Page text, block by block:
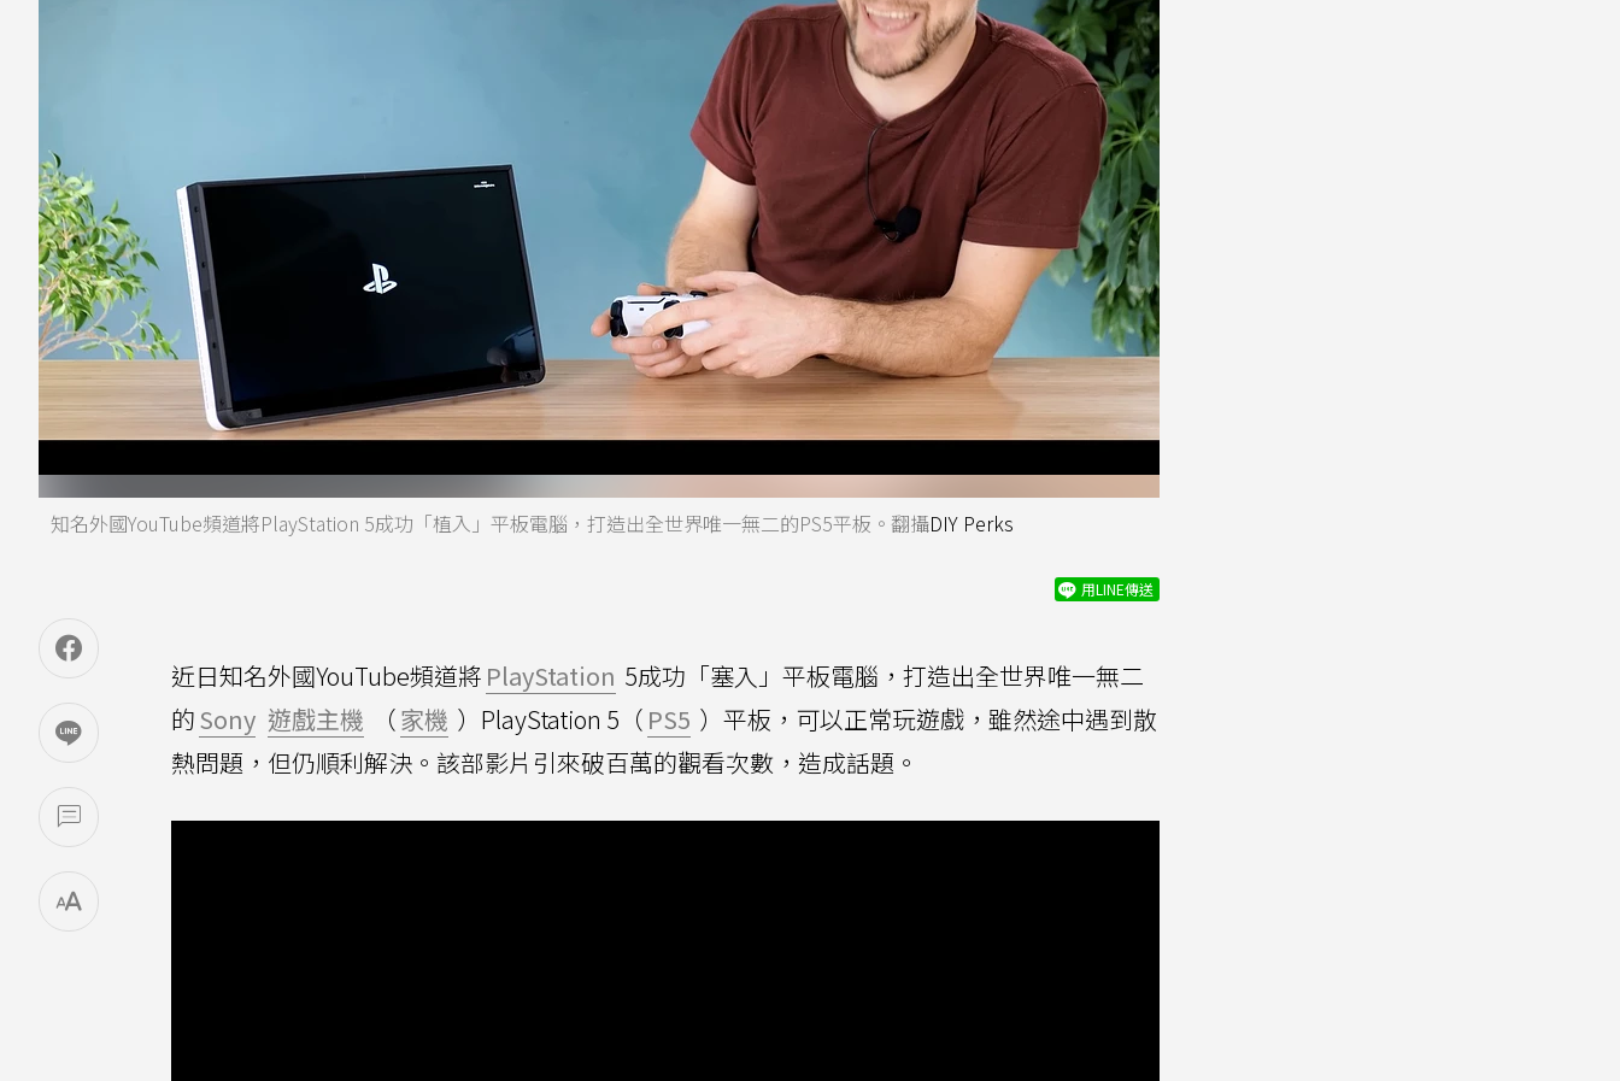
知名外國YouTube頻道將PlayStation 5成功「植入」平板電腦，打造出全世界唯一無二的PS5平板。翻攝DIY Perks
用LINE傳送
近日知名外國YouTube頻道將 PlayStation 5成功「塞入」平板電腦，打造出全世界唯一無二
的Sony 遊戲主機 （家機 ）PlayStation 5（ PS5 ）平板，可以正常玩遊戲，雖然途中遇到散
熱問題，但仍順利解決。該部影片引來破百萬的觀看次數，造成話題。